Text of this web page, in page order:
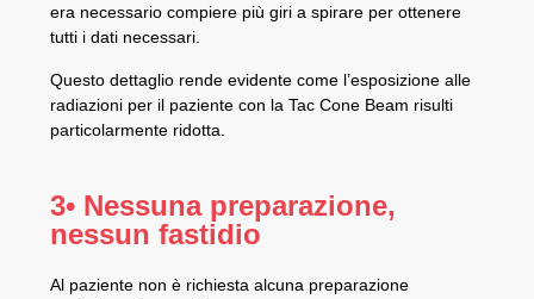
era necessario compiere più giri a spirare per ottenere
tutti i dati necessari.
Questo dettaglio rende evidente come l’esposizione alle
radiazioni per il paziente con la Tac Cone Beam risulti
particolarmente ridotta.
3• Nessuna preparazione,
nessun fastidio
Al paziente non è richiesta alcuna preparazione